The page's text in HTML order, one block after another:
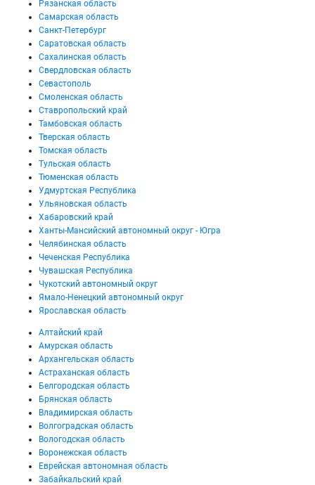
Рязанская область
Самарская область
Санкт-Петербург
Саратовская область
Сахалинская область
Свердловская область
Севастополь
Смоленская область
Ставропольский край
Тамбовская область
Тверская область
Томская область
Тульская область
Тюменская область
Удмуртская Республика
Ульяновская область
Хабаровский край
Ханты-Мансийский автономный округ - Югра
Челябинская область
Чеченская Республика
Чувашская Республика
Чукотский автономный округ
Ямало-Ненецкий автономный округ
Ярославская область
Алтайский край
Амурская область
Архангельская область
Астраханская область
Белгородская область
Брянская область
Владимирская область
Волгоградская область
Вологодская область
Воронежская область
Еврейская автономная область
Забайкальский край